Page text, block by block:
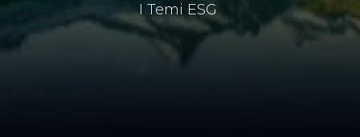
I Temi ESG